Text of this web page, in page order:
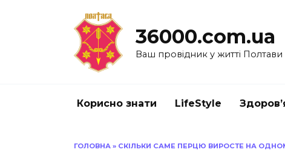
36000.com.ua
Ваш провідник у житті Полтави
Корисно знати LifeStyle
ГОЛОВНА » СКІЛЬКИ САМЕ ПЕРЦЮ ВИРОСТЕ НА